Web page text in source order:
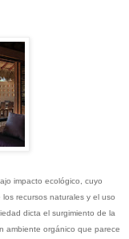
impacto ecológico, cuyo
recursos naturales y el uso
dicta el surgimiento de la
ambiente orgánico que parece